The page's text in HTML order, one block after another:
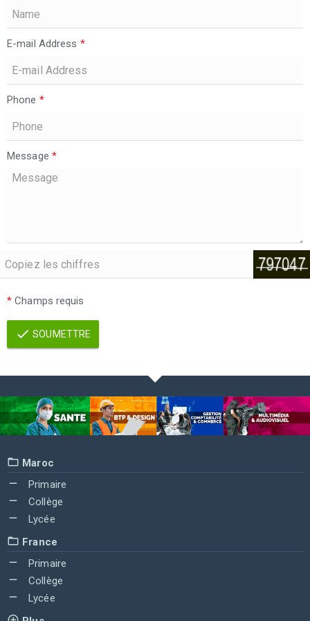
E-mail Address *
Phone *
Message *
* Champs requis
SOUMETTRE
Maroc
Primaire
Collège
Lycée
France
Primaire
Collège
Lycée